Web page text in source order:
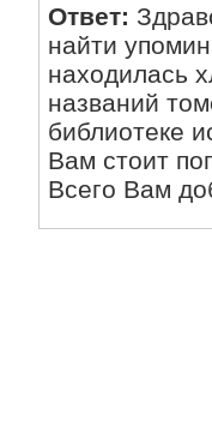
Ответ:
найти
находилась
названий
библиотеке
Вам стоит
Всего Вам